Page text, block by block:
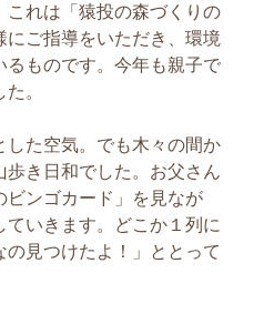
れは「猿投の森づくりの
ご指導をいただき、環境
ものです。今年も親子で
。
た空気。でも木々の間か
歩き日和でした。お父さん
ビンゴカード」を見なが
いきます。どこか１列に
見つけたよ！」ととって